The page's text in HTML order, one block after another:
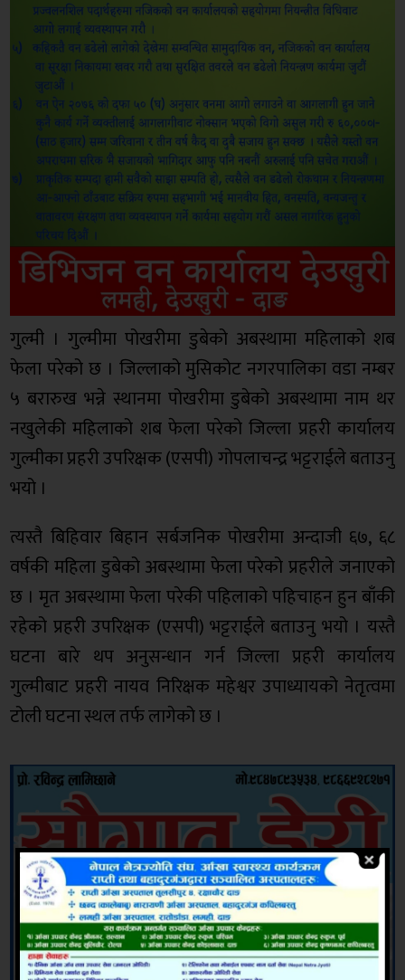
गुल्मी । गुल्मीमा पोखरीमा डुबेको अबस्थामा महिलाको शब
फेला परेको छ । जिल्लाको मुसिकोट नगरपालिका वडा नम्बर
५ बरारुख भन्ने स्थानमा पोखरीमा डुबेको अबस्थामा नाम थर
नखुलेकी महिलाको शब फेला परेको जिल्ला प्रहरी कार्यालय
गुल्मीका प्रहरी उपरिक्षक (एसपी) गोपलाचन्द्र भट्टराईले बताउनु
भयो ।
त्यस्तै बिहिवार बिहान सर्बजनिक पोखरीमा अन्दाजी ६७, ६८
वर्षकी महिला डुबेको अबस्थामा फेला परेको प्रहरीले जनाएको
छ । मृत अबस्थामा फेला परेकी पहिलाको पहिचाहन हुन बाँकी
रहेको प्रहरी उपरिक्षक (एसपी) भट्टराईले बताउनु भयो । यस्तै
घटना बारे थप अनुसन्धान गर्न जिल्ला प्रहरी कार्यालय
गुल्मीबाट प्रहरी नायव निरिक्षक महेश्वर उपाध्यायको नेतृत्वमा
टोली घटना स्थल तर्फ लागेको छ ।